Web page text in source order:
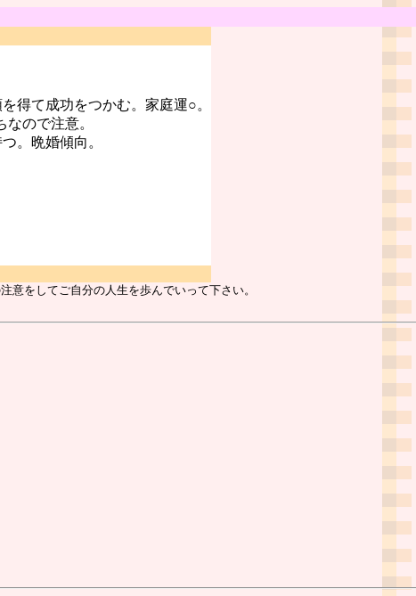
得て成功をつかむ。家庭運○。
ので注意。
。晩婚傾向。
意をしてご自分の人生を歩んでいって下さい。